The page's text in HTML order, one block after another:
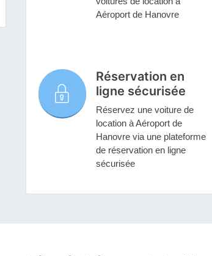
Aéroport de Hanovre
Réservation en
ligne sécurisée
Réservez une voiture de
location à Aéroport de
Hanovre via une plateforme
de réservation en ligne
sécurisée